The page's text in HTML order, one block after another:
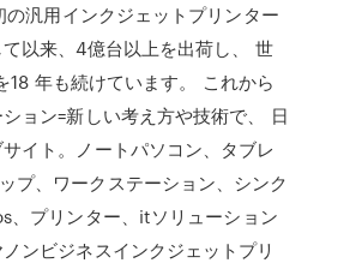
の汎用インクジェットプリンター
以来、4億台以上を出荷し、 世
18 年も続けています。 これから
ョン=新しい考え方や技術で、 日
イト。ノートパソコン、タブレ
プ、ワークステーション、シンク
、プリンター、itソリューション
ンビジネスインクジェットプリ